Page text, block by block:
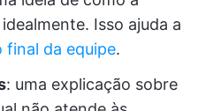
Isso ajuda a
final da equipe.
: uma explicação sobre